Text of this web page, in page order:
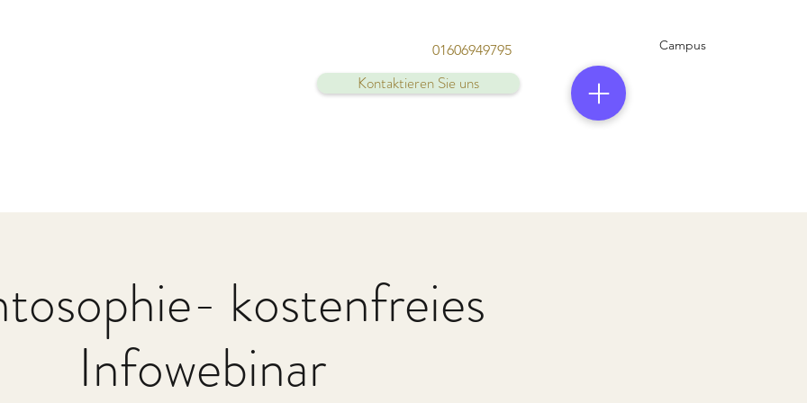
Campus
01606949795
Kontaktieren Sie uns
kostenfreies
Infowebinar